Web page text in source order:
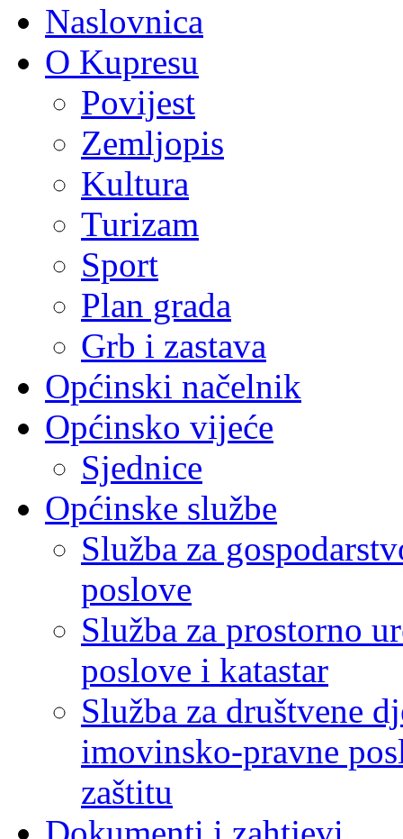
Naslovnica
O Kupresu
Povijest
Zemljopis
Kultura
Turizam
Sport
Plan grada
Grb i zastava
Općinski načelnik
Općinsko vijeće
Sjednice
Općinske službe
Služba za
poslove
Služba za prostorno
poslove i katastar
Služba za društvene
imovinsko-pravne
zaštitu